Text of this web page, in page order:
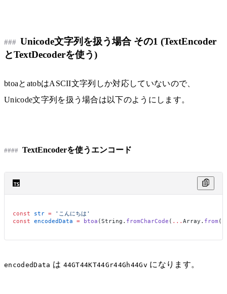
Unicode文字列を扱う場合 その1 (TextEncoder
とTextDecoderを使う)
btoaとatobはASCII文字列しか対応していないので、
Unicode文字列を扱う場合は以下のようにします。
TextEncoderを使うエンコード
const str = 'こんにちは'
const encodedData = btoa (String. fromCharCode ( ... Array. from (
encodedData は 44GT44KT44Gr44Gh44Gv になります。